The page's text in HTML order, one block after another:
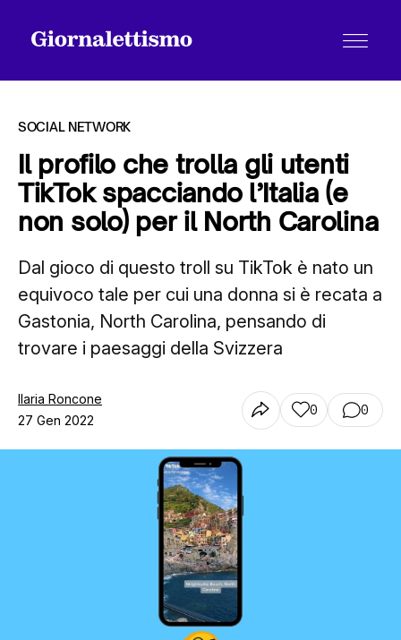
Tutti gli articoli
Chi siamo
Contatti
SOCIAL NETWORK
Il profilo che trolla gli utenti
TikTok spacciando l’Italia (e
non solo) per il North Carolina
Dal gioco di questo troll su TikTok è nato un
equivoco tale per cui una donna si è recata a
Gastonia, North Carolina, pensando di
trovare i paesaggi della Svizzera
Ilaria Roncone
27 Gen 2022
0 0